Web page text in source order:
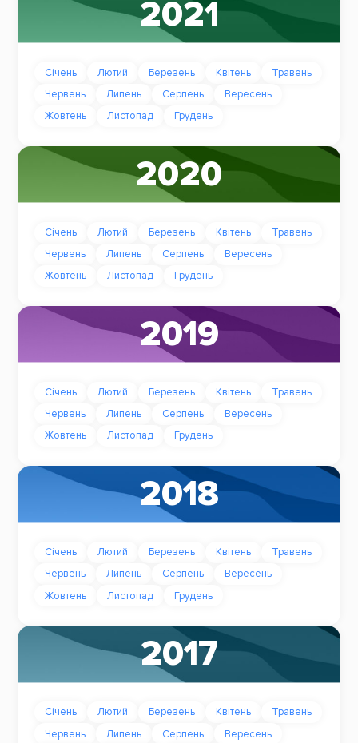
2021
Січень Лютий Березень Квітень
Травень
Червень
Липень Серпень
Вересень
Жовтень
Листопад Грудень
2020
Січень Лютий Березень Квітень
Травень
Червень
Липень Серпень
Вересень
Жовтень
Листопад Грудень
2019
Січень Лютий Березень Квітень
Травень
Червень
Липень Серпень
Вересень
Жовтень
Листопад Грудень
2018
Січень Лютий Березень Квітень
Травень
Червень
Липень Серпень
Вересень
Жовтень
Листопад Грудень
2017
Січень Лютий Березень Квітень
Травень
Червень
Липень Серпень
Вересень